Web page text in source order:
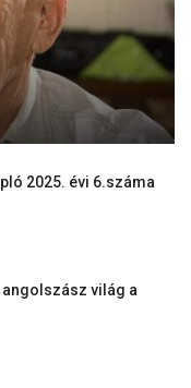
2025. évi 6.száma
világ a